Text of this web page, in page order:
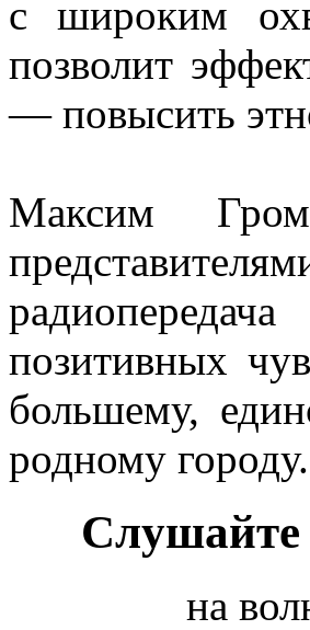
с широким
позволит
— повысить
Максим
позитивных
большему,
родному городу.
Слушайте
на